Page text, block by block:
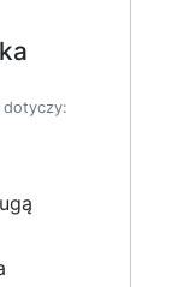
dotyczy: